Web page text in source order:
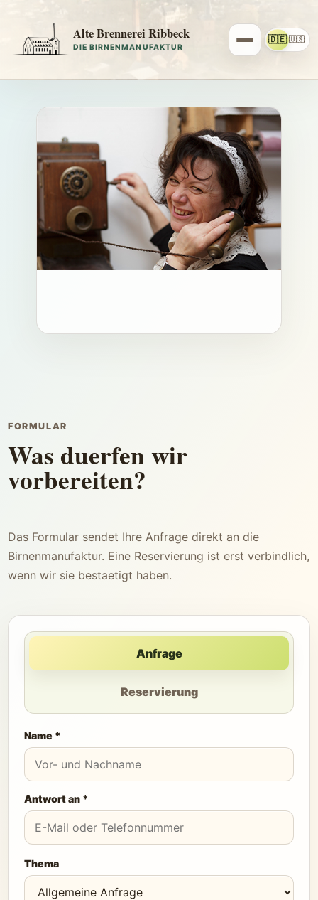
Alte Brennerei Ribbeck
DIE BIRNENMANUFAKTUR
🇩🇪🇺🇸
FORMULAR
Was duerfen wir
vorbereiten?
Das Formular sendet Ihre Anfrage direkt an die
Birnenmanufaktur. Eine Reservierung ist erst verbindlich,
wenn wir sie bestaetigt haben.
Anfrage
Reservierung
Name *
Antwort an *
Thema